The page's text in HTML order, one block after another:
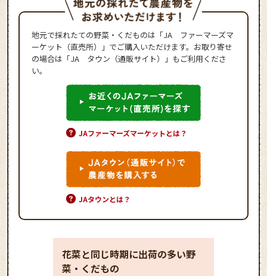
地元で採れたての野菜・くだものは「JA ファーマーズマ
ーケット（直売所）」でご購入いただけます。お取り寄せ
の場合は「JA タウン（通販サイト）」もご利用くださ
い。
JAファーマーズマーケットとは？
JAタウンとは？
花菜と同じ時期に出荷の多い野
菜・くだもの